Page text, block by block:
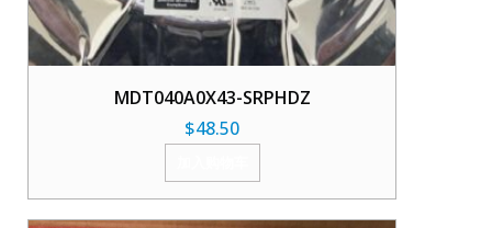
MDT040A0X43-SRPHDZ
$48.50